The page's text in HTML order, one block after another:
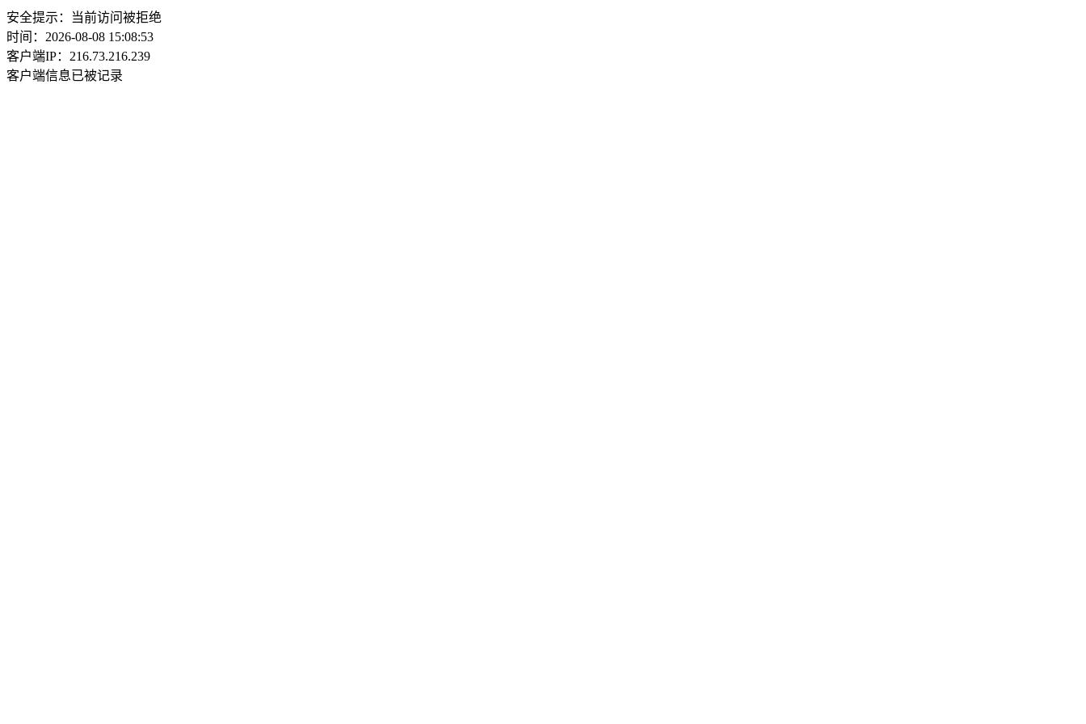
安全提示：当前访问被拒绝
时间：2026-08-08 15:08:53
客户端IP：216.73.216.239
客户端信息已被记录